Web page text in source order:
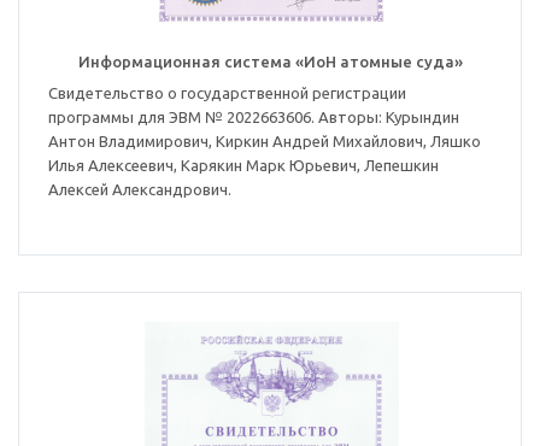
Информационная система «ИоН атомные суда»
Свидетельство о государственной регистрации
программы для ЭВМ № 2022663606. Авторы: Курындин
Антон Владимирович, Киркин Андрей Михайлович, Ляшко
Илья Алексеевич, Карякин Марк Юрьевич, Лепешкин
Алексей Александрович.